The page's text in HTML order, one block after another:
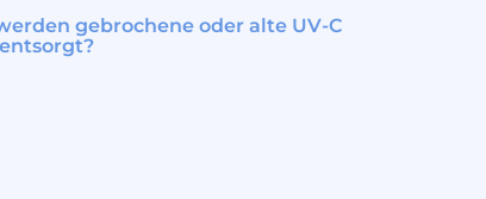
gebrochene oder alte UV-C